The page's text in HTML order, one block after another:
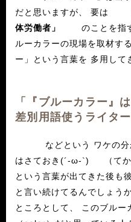
体労働者」
ルーカラーの現場を取材す
ー」という言葉を 多用してきたん
「『ブルーカラー』
差別用語使うライタ
はさておき(´-ω-`) （てか、ブルーカラー・ビリオネア
という言葉が出てきた後も
と言い続けてるんでしょうかね…） よく
ところとして、 このブルー